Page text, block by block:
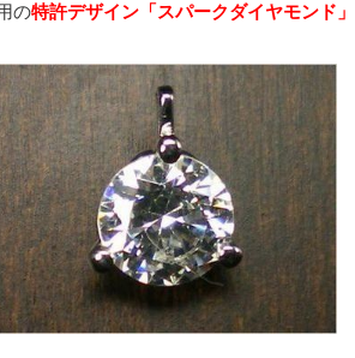
の特許デザイン「スパークダイヤモンド」